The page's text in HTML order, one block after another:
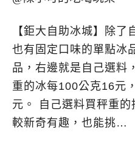
【鉅大自助冰城】除了
也有固定口味的單點冰
品，右邊就是自己選料
重的冰每100公克16元
元。 自己選料買秤重
較新奇有趣，也能挑…